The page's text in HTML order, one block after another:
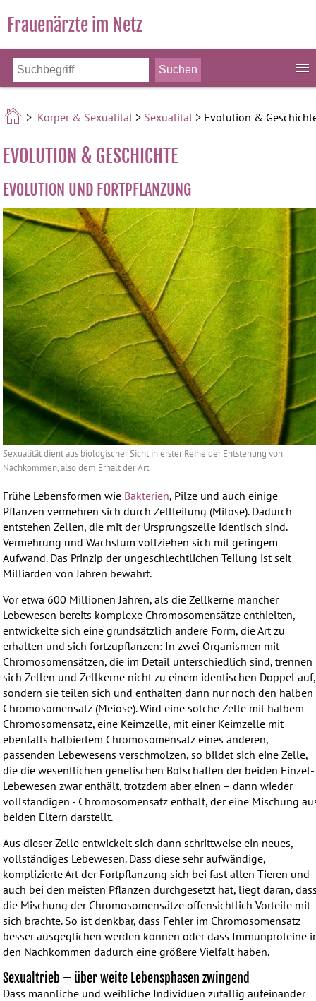
Frauenärzte im Netz
> Körper & Sexualität > Sexualität > Evolution &
EVOLUTION & GESCHICHTE
EVOLUTION UND FORTPFLANZUNG
Sexualität dient aus biologischer Sicht in erster Reihe der Entstehung von
Nachkommen, also dem Erhalt der Art.
Frühe Lebensformen wie Bakterien, Pilze und auch einige
Pflanzen vermehren sich durch Zellteilung (Mitose). Dadurch
entstehen Zellen, die mit der Ursprungszelle identisch sind.
Vermehrung und Wachstum vollziehen sich mit geringem
Aufwand. Das Prinzip der ungeschlechtlichen Teilung ist seit
Milliarden von Jahren bewährt.
Vor etwa 600 Millionen Jahren, als die Zellkerne mancher
Lebewesen bereits komplexe Chromosomensätze enthielten,
entwickelte sich eine grundsätzlich andere Form, die Art zu
erhalten und sich fortzupflanzen: In zwei Organismen mit
Chromosomensätzen, die im Detail unterschiedlich sind, trennen
sich Zellen und Zellkerne nicht zu einem identischen Doppel auf,
sondern sie teilen sich und enthalten dann nur noch den halben
Chromosomensatz (Meiose). Wird eine solche Zelle mit halbem
Chromosomensatz, eine Keimzelle, mit einer Keimzelle mit
ebenfalls halbiertem Chromosomensatz eines anderen,
passenden Lebewesens verschmolzen, so bildet sich eine Zelle,
die die wesentlichen genetischen Botschaften der beiden Einzel-
Lebewesen zwar enthält, trotzdem aber einen – dann wieder
vollständigen - Chromosomensatz enthält, der eine Mischung
beiden Eltern darstellt.
Aus dieser Zelle entwickelt sich dann schrittweise ein neues,
vollständiges Lebewesen. Dass diese sehr aufwändige,
komplizierte Art der Fortpflanzung sich bei fast allen Tieren und
auch bei den meisten Pflanzen durchgesetzt hat, liegt daran,
die Mischung der Chromosomensätze offensichtlich Vorteile mit
sich brachte. So ist denkbar, dass Fehler im Chromosomensatz
besser ausgeglichen werden können oder dass Immunproteine
den Nachkommen dadurch eine größere Vielfalt haben.
Sexualtrieb – über weite Lebensphasen zwingend
Dass männliche und weibliche Individuen zufällig aufeinander